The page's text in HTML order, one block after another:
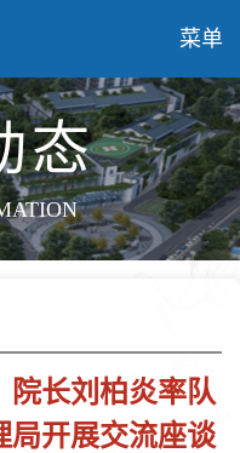
菜单
态
院长刘柏炎率队
局开展交流座谈